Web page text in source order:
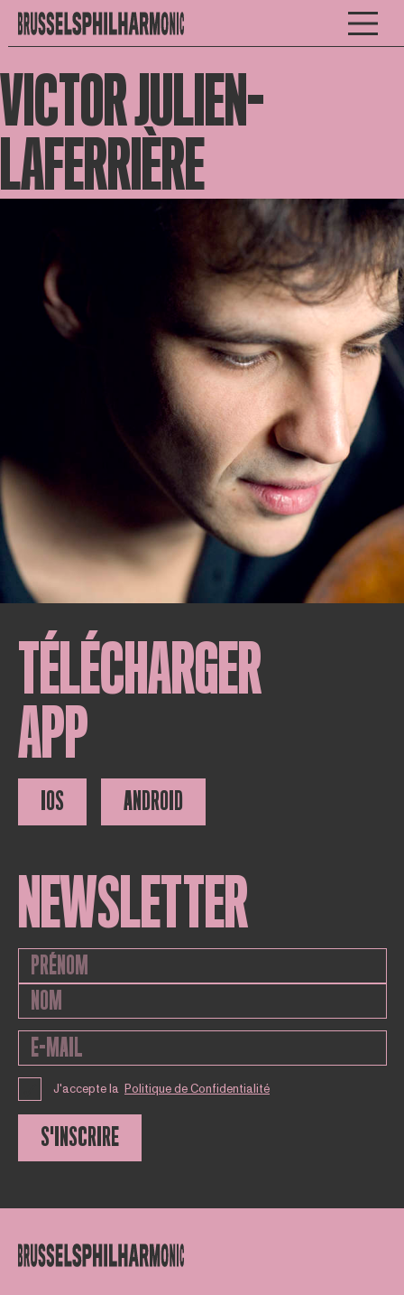
VICTOR JULIEN-
LAFERRIÈRE
TÉLÉCHARGER
APP
IOS ANDROID
NEWSLETTER
J'accepte la Politique de Confidentialité
S'INSCRIRE